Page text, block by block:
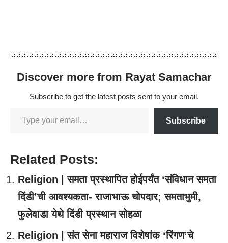
Discover more from Rayat Samachar
Subscribe to get the latest posts sent to your email.
Subscribe
Related Posts:
Religion | समता प्रस्थापित होईपर्यंत ‘संविधान समता
दिंडी’ची आवश्यकता- राजाभाऊ चोपदार; समताभुमी,
फुलेवाडा येथे दिंडी प्रस्थान सोहळा
Religion | संत सेना महाराज विशेषांक ‘रिंगण’चे